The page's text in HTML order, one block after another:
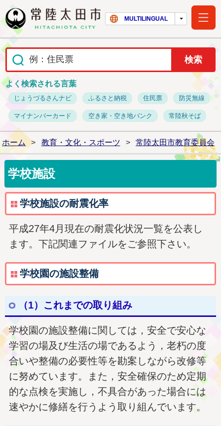
常陸太田市ホー
MULTILINGUAL
よく検索される言葉
じょうづるさんナビ ふるさと納税 住民票 防災無線
マイナンバーカード 空き家・空き地バンク 常陸秋そば
ホーム > 教育・文化・スポーツ > 常陸太田市教育委員会
学校施設
学校施設の耐震化率
平成27年4月現在の耐震化状況一覧を公表し
ます。下記関連ファイルをご参照下さい。
学校園の施設整備
（1）これまでの取り組み
学校園の施設整備に関しては，安全で安心な
学習の場及び生活の場であるよう，老朽の度
合いや整備の必要性等を勘案しながら改修等
に努めています。また，安全確保のため定期
的な点検を実施し，不具合があった場合には
速やかに修繕を行うよう取り組んでいます。